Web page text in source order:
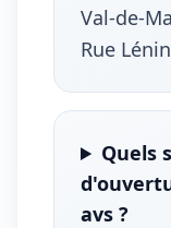
Val-de-
Rue
Quels
avs ?